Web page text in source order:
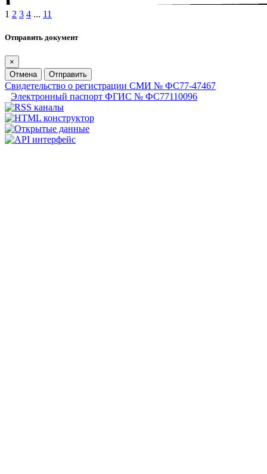
1 2 3 4 ... 11
Отправить документ
×
Отмена
Отправить
Свидетельство о регистрации СМИ № ФС77-47467
Электронный паспорт ФГИС № ФС77110096